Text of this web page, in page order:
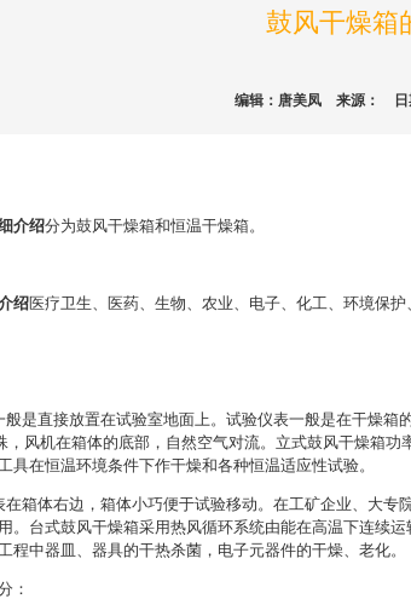
鼓风干燥箱
编辑：唐美凤 来源： 日
介绍分为鼓风干燥箱和恒温干燥箱。
绍医疗卫生、医药、生物、农业、电子、化工、环境保
是直接放置在试验室地面上。试验仪表一般是在干燥
风机在箱体的底部，自然空气对流。立式鼓风干燥箱
在恒温环境条件下作干燥和各种恒温适应性试验。
箱体右边，箱体小巧便于试验移动。在工矿企业、大
。台式鼓风干燥箱采用热风循环系统由能在高温下连续
中器皿、器具的干热杀菌，电子元器件的干燥、老化。
：